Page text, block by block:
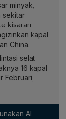
minyak,
sekitar
kisaran
kapal
China.
selat
16 kapal
Februari,
AI